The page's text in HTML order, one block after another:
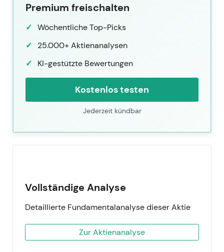
Premium freischalten
Wöchentliche Top-Picks
25.000+ Aktienanalysen
KI-gestützte Bewertungen
Kostenlos testen
Jederzeit kündbar
Vollständige Analyse
Detaillierte Fundamentalanalyse dieser Aktie
Zur Aktienanalyse